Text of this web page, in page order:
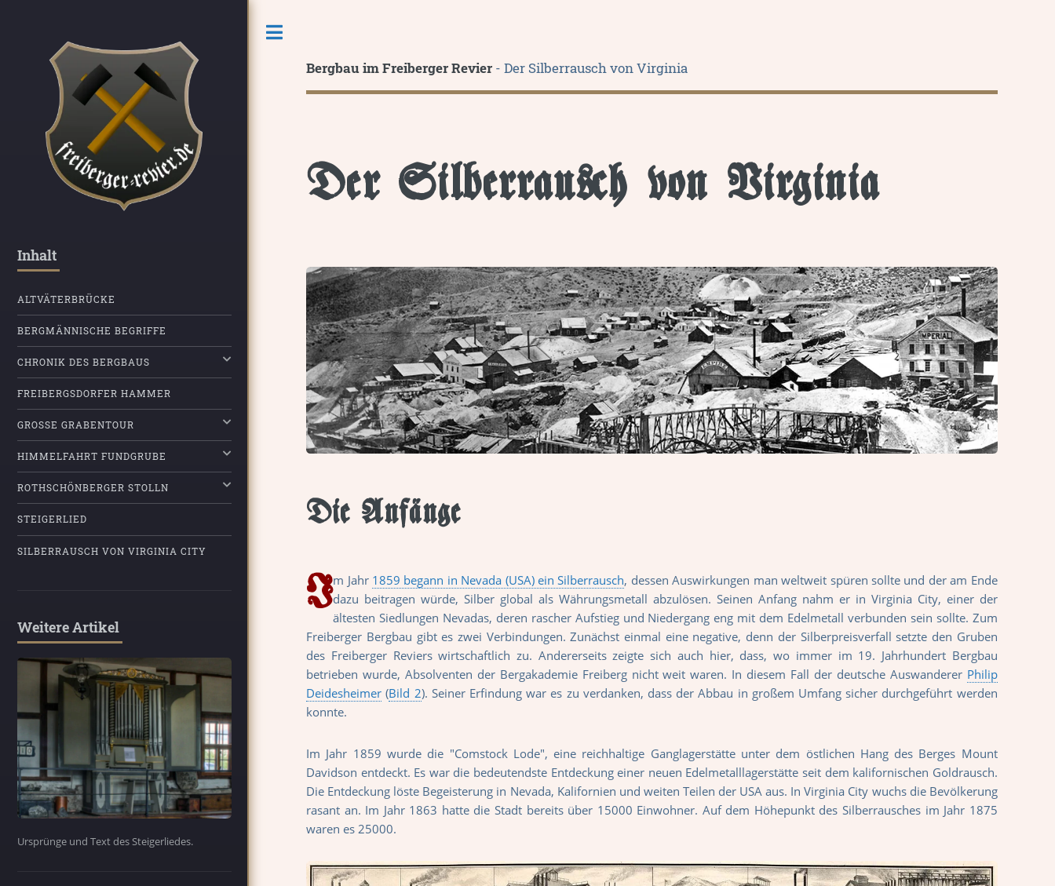
Bergbau im Freiberger Revier - Der Silberrausch von Virginia
Der Silberrausch von Virginia
Die Anfänge
Im Jahr 1859 begann in Nevada (USA) ein Silberrausch, dessen Auswirkungen man weltweit spüren sollte und der am Ende
dazu beitragen würde, Silber global als Währungsmetall abzulösen. Seinen Anfang nahm er in Virginia City, einer der
ältesten Siedlungen Nevadas, deren rascher Aufstieg und Niedergang eng mit dem Edelmetall verbunden sein sollte. Zum
Freiberger Bergbau gibt es zwei Verbindungen. Zunächst einmal eine negative, denn der Silberpreisverfall setzte den Gruben
des Freiberger Reviers wirtschaftlich zu. Andererseits zeigte sich auch hier, dass, wo immer im 19. Jahrhundert Bergbau
betrieben wurde, Absolventen der Bergakademie Freiberg nicht weit waren. In diesem Fall der deutsche Auswanderer Philip
Deidesheimer (Bild 2). Seiner Erfindung war es zu verdanken, dass der Abbau in großem Umfang sicher durchgeführt werden
konnte.
Im Jahr 1859 wurde die "Comstock Lode", eine reichhaltige Ganglagerstätte unter dem östlichen Hang des Berges Mount
Davidson entdeckt. Es war die bedeutendste Entdeckung einer neuen Edelmetalllagerstätte seit dem kalifornischen Goldrausch.
Die Entdeckung löste Begeisterung in Nevada, Kalifornien und weiten Teilen der USA aus. In Virginia City wuchs die Bevölkerung
rasant an. Im Jahr 1863 hatte die Stadt bereits über 15000 Einwohner. Auf dem Höhepunkt des Silberrausches im Jahr 1875
waren es 25000.
Inhalt
ALTVÄTERBRÜCKE
BERGMÄNNISCHE BEGRIFFE
CHRONIK DES BERGBAUS
FREIBERGSDORFER HAMMER
GROSSE GRABENTOUR
HIMMELFAHRT FUNDGRUBE
ROTHSCHÖNBERGER STOLLN
STEIGERLIED
SILBERRAUSCH VON VIRGINIA CITY
Weitere Artikel
Ursprünge und Text des Steigerliedes.